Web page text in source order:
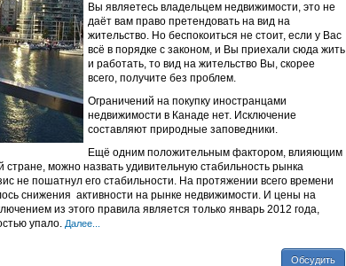
Вы являетесь владельцем недвижимости, это не
даёт вам право претендовать на вид на
жительство. Но беспокоиться не стоит, если у Вас
всё в порядке с законом, и Вы приехали сюда жить
и работать, то вид на жительство Вы, скорее
всего, получите без проблем.
Ограничений на покупку иностранцами
недвижимости в Канаде нет. Исключение
составляют природные заповедники.
Ещё одним положительным фактором, влияющим
можно назвать удивительную стабильность рынка
не пошатнул его стабильности. На протяжении всего времени
снижения активности на рынке недвижимости. И цены на
из этого правила является только январь 2012 года,
упало. Далее...
Обсудить